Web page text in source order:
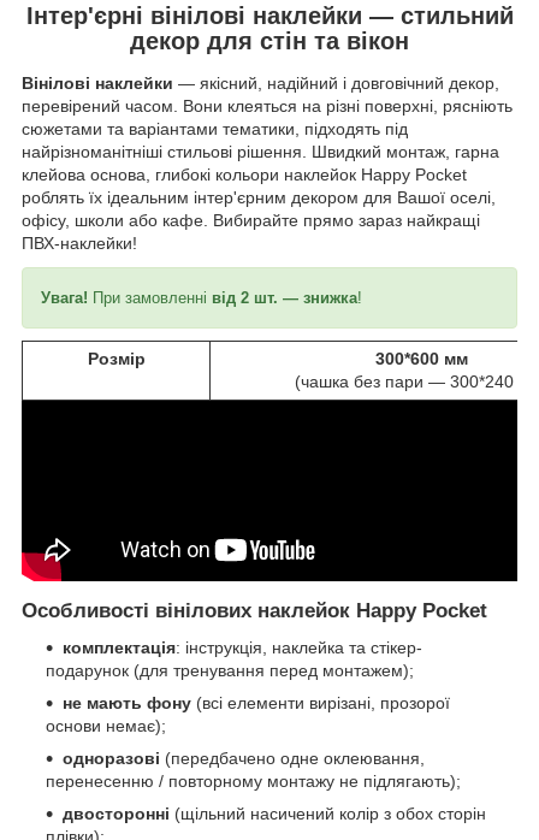
Інтер'єрні вінілові наклейки — стильний
декор для стін та вікон
Вінілові наклейки — якісний, надійний і довговічний декор,
перевірений часом. Вони клеяться на різні поверхні, рясніють
сюжетами та варіантами тематики, підходять під
найрізноманітніші стильові рішення. Швидкий монтаж, гарна
клейова основа, глибокі кольори наклейок Happy Pocket
роблять їх ідеальним інтер'єрним декором для Вашої оселі,
офісу, школи або кафе. Вибирайте прямо зараз найкращі
ПВХ-наклейки!
Увага! При замовленні від 2 шт. — знижка!
Розмір
300*600 мм
(чашка без пари — 300*240
Особливості вінілових наклейок Happy Pocket
комплектація: інструкція, наклейка та стікер-
подарунок (для тренування перед монтажем);
не мають фону (всі елементи вирізані, прозорої
основи немає);
одноразові (передбачено одне оклеювання,
перенесенню / повторному монтажу не підлягають);
двосторонні (щільний насичений колір з обох сторін